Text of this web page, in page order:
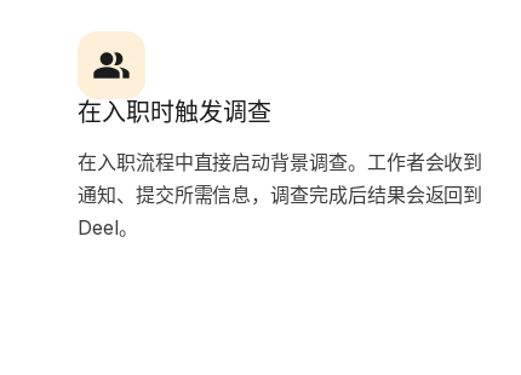
在入职时触发调查
在入职流程中直接启动背景调查。工作者会收到
通知、提交所需信息，调查完成后结果会返回到
Deel。